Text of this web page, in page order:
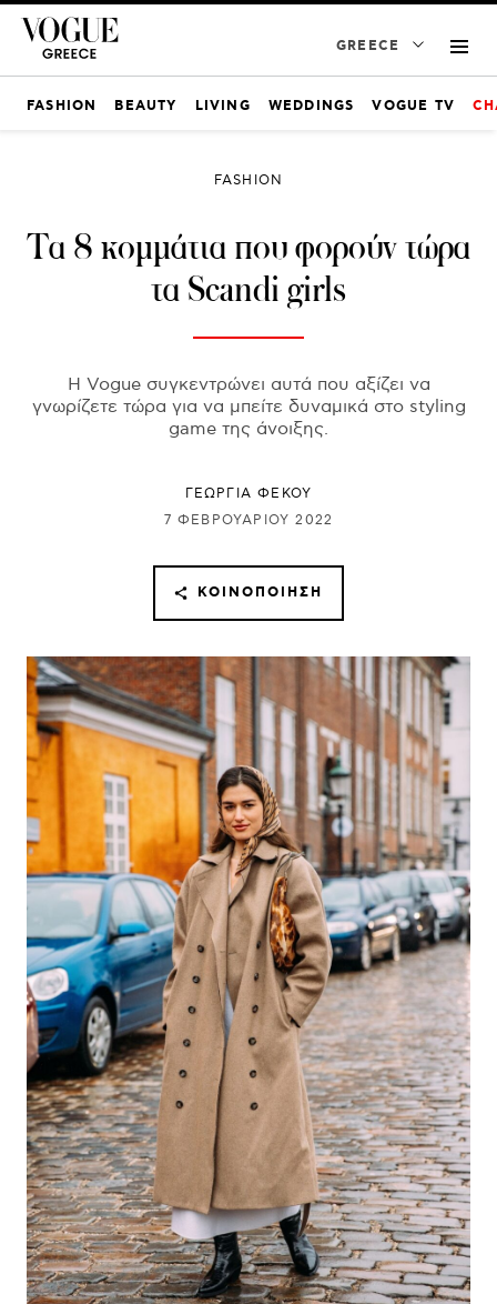
GREECE
FASHION BEAUTY LIVING WEDDINGS VOGUE TV
FASHION
Τα 8 κομμάτια που φορούν τώρα
τα Scandi girls
Η Vogue συγκεντρώνει αυτά που αξίζει να
γνωρίζετε τώρα για να μπείτε δυναμικά στο styling
game της άνοιξης.
ΓΕΩΡΓΙΑ ΦΕΚΟΥ
7 ΦΕΒΡΟΥΑΡΊΟΥ 2022
ΚΟΙΝΟΠΟΊΗΣΗ